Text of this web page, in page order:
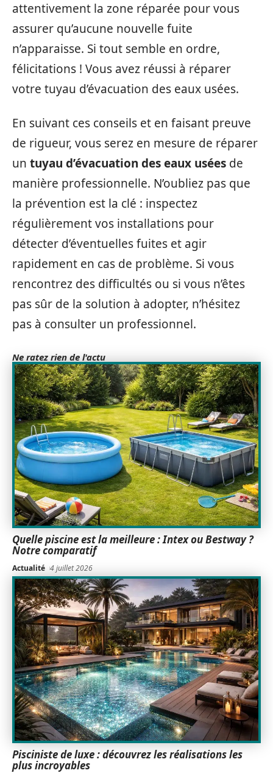
attentivement la zone réparée pour vous
assurer qu’aucune nouvelle fuite
n’apparaisse. Si tout semble en ordre,
félicitations ! Vous avez réussi à réparer
votre tuyau d’évacuation des eaux usées.
En suivant ces conseils et en faisant preuve
de rigueur, vous serez en mesure de réparer
un tuyau d’évacuation des eaux usées de
manière professionnelle. N’oubliez pas que
la prévention est la clé : inspectez
régulièrement vos installations pour
détecter d’éventuelles fuites et agir
rapidement en cas de problème. Si vous
rencontrez des difficultés ou si vous n’êtes
pas sûr de la solution à adopter, n’hésitez
pas à consulter un professionnel.
Ne ratez rien de l'actu
Quelle piscine est la meilleure : Intex ou Bestway ?
Notre comparatif
Actualité 4 juillet 2026
Pisciniste de luxe : découvrez les réalisations les
plus incroyables